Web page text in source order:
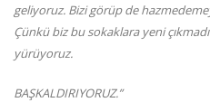
geliyoruz. Bizi görüp de
Çünkü biz bu sokaklara yeni
yürüyoruz.
BAŞKALDIRIYORUZ.”